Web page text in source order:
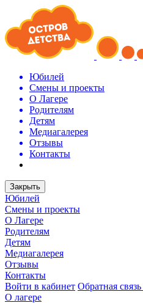
Юбилей
Смены и проекты
О Лагере
Родителям
Детям
Медиагалерея
Отзывы
Контакты
Закрыть
Юбилей
Смены и проекты
О Лагере
Родителям
Детям
Медиагалерея
Отзывы
Контакты
Войти в кабинет Обратная связь
О лагере